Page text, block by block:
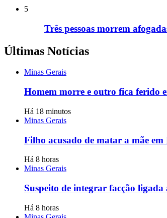
5
Três pessoas morrem
Últimas Notícias
Minas Gerais
Homem morre e outro fica ferido
Há 18 minutos
Minas Gerais
Filho acusado de matar a mãe
Há 8 horas
Minas Gerais
Suspeito de integrar facção
Há 8 horas